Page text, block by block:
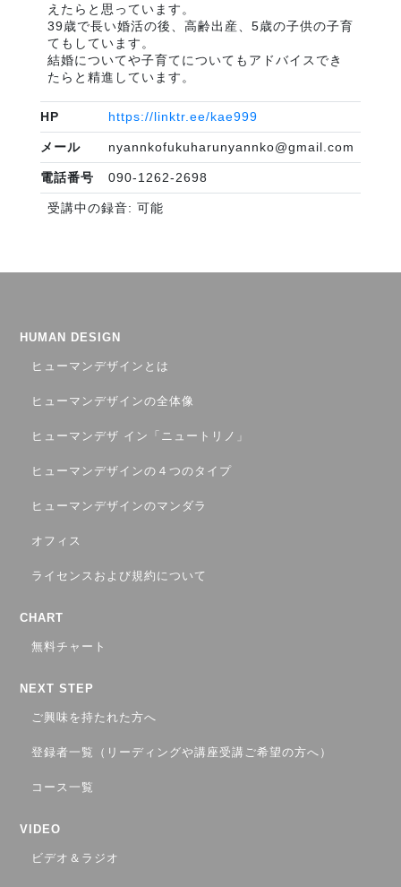
えたらと思っています。
39歳で長い婚活の後、高齢出産、5歳の子供の子育
てもしています。
結婚についてや子育てについてもアドバイスでき
たらと精進しています。
HP https://linktr.ee/kae999
メール nyannkofukuharunyannko@gmail.com
電話番号 090-1262-2698
受講中の録音: 可能
HUMAN DESIGN
ヒューマンデザインとは
ヒューマンデザインの全体像
ヒューマンデザ イン「ニュートリノ」
ヒューマンデザインの４つのタイプ
ヒューマンデザインのマンダラ
オフィス
ライセンスおよび規約について
CHART
無料チャート
NEXT STEP
ご興味を持たれた方へ
登録者一覧（リーディングや講座受講ご希望の方へ）
コース一覧
VIDEO
ビデオ＆ラジオ